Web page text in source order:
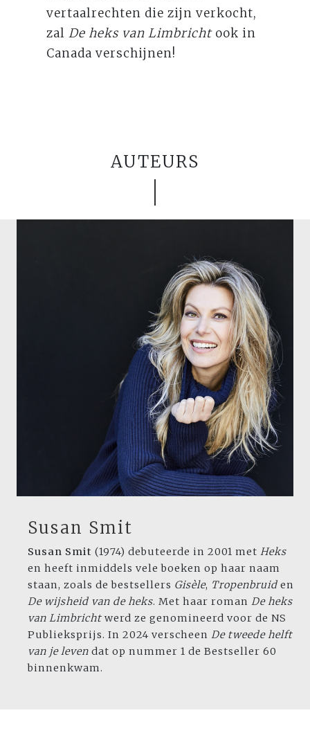
vertaalrechten die zijn verkocht,
zalDe heks van Limbrichtook in
Canada verschijnen!
AUTEURS
Susan Smit
Susan Smit (1974) debuteerde in 2001 met Heks
en heeft inmiddels vele boeken op haar naam
staan, zoals de bestsellers Gisèle, Tropenbruid en
De wijsheid van de heks. Met haar roman De heks
van Limbricht werd ze genomineerd voor de NS
Publieksprijs. In 2024 verscheen De tweede helft
van je leven dat op nummer 1 de Bestseller 60
binnenkwam.